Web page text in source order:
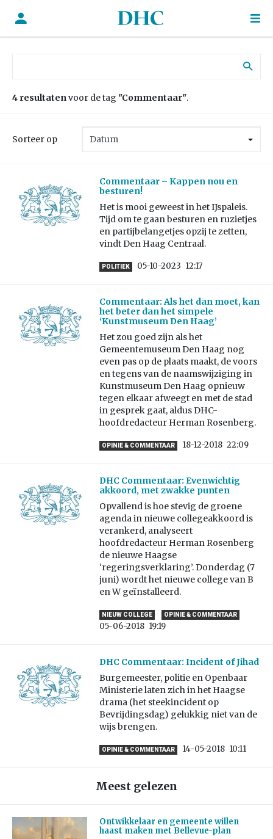
4 resultatenvoor de tag "Commentaar".
Sorteer op
Commentaar – Kappen nou en
besturen!
Het is mooi geweest in het IJspaleis.
Tijd om te gaan besturen en ruzietjes
en partijbelangetjes opzij te zetten,
vindt Den Haag Centraal.
POLITIEK 05-10-2023 12:17
Commentaar: Als het dan moet, kan
het beter dan het simpele
‘Kunstmuseum Den Haag’
Het zou goed zijn als het
Gemeentemuseum Den Haag nog
even pas op de plaats maakt, de voors
en tegens van de naamswijziging in
Kunstmuseum Den Haag opnieuw
tegen elkaar afweegt en met de stad
in gesprek gaat, aldus DHC-
hoofdredacteur Herman Rosenberg.
OPINIE & COMMENTAAR 18-12-2018 22:09
DHC Commentaar: Evenwichtig
akkoord, met zwakke punten
Opvallend is hoe stevig de groene
agenda in nieuwe collegeakkoord is
verankerd, analyseert
hoofdredacteur Herman Rosenberg
de nieuwe Haagse
‘regeringsverklaring’. Donderdag (7
juni) wordt het nieuwe college van B
en W geïnstalleerd.
NIEUW COLLEGE OPINIE & COMMENTAAR
05-06-2018 19:19
DHC Commentaar: Incident of Jihad
Burgemeester, politie en Openbaar
Ministerie laten zich in het Haagse
drama (het steekincident op
Bevrijdingsdag) gelukkig niet van de
wijs brengen.
OPINIE & COMMENTAAR 14-05-2018 10:11
Meest gelezen
Ontwikkelaar en gemeente willen
haast maken met Bellevue-plan